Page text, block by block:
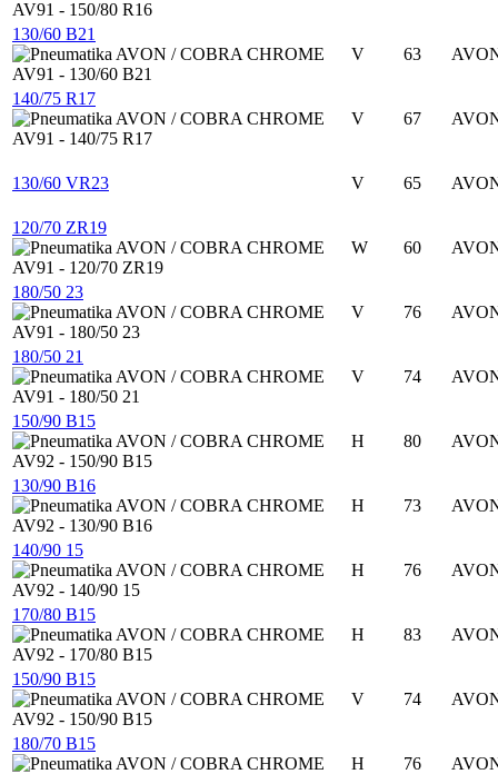
130/60 B21
V
63
140/75 R17
V
67
130/60 VR23 V 65
120/70 ZR19
W
60
180/50 23
V
76
180/50 21
V
74
150/90 B15
H
80
130/90 B16
H
73
140/90 15
H
76
170/80 B15
H
83
150/90 B15
V
74
180/70 B15
H
76